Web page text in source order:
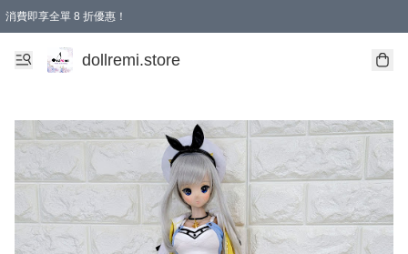
消費即享全單 8 折優惠！
購物滿 HKD 1500.00即享免運費優惠！（適用於 本地送貨、本地取貨、國際送貨 )
dollremi.store